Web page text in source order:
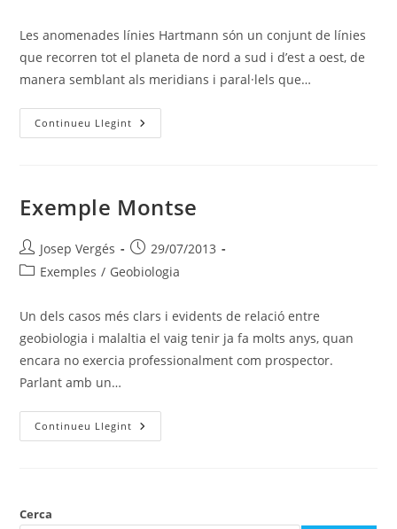
l'entrada:
Les anomenades línies Hartmann són un conjunt de línies
que recorren tot el planeta de nord a sud i d’est a oest, de
manera semblant als meridians i paral·lels que…
Continueu Llegint Línies
Hartmann
Exemple Montse
Autor
de
l'entrada:
Josep Vergés
Entrada
publicada:
29/07/2013
Categoria
l'entrada:
Exemples / Geobiologia
Un dels casos més clars i evidents de relació entre
geobiologia i malaltia el vaig tenir ja fa molts anys, quan
encara no exercia professionalment com prospector.
Parlant amb un…
Continueu Llegint Exemple
Montse
Cerca